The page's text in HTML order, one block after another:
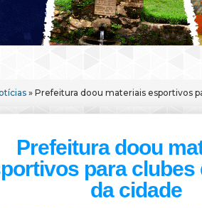
» Prefeitura doou materiais esportivos
Prefeitura doou
para clubes
da cidade